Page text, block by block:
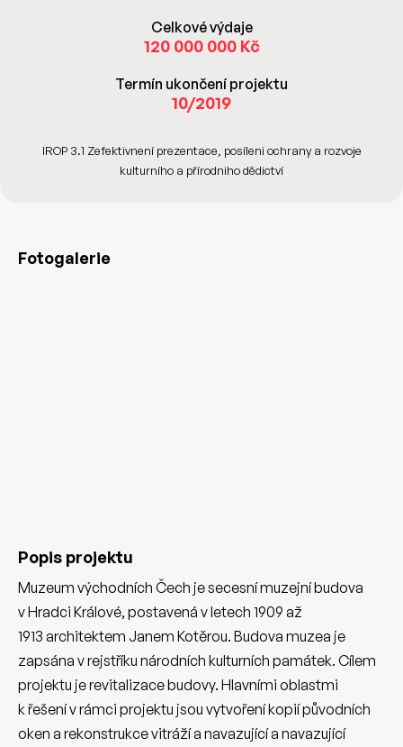
Celkové výdaje
120 000 000 Kč
Termín ukončení projektu
10/2019
IROP 3.1 Zefektivnení prezentace, posíleni ochrany a rozvoje
kulturního a přírodniho dědictví
Fotogalerie
Popis projektu
Muzeum východních Čech je secesní muzejní budova
v Hradci Králové, postavená v letech 1909 až
1913 architektem Janem Kotěrou. Budova muzea je
zapsána v rejstříku národních kulturních památek. Cílem
projektu je revitalizace budovy. Hlavními oblastmi
k řešení v rámci projektu jsou vytvoření kopií původních
oken a rekonstrukce vitráží a navazující a navazující